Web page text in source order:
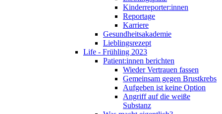
Kinderreporter:innen
Reportage
Karriere
Gesundheitsakademie
Lieblingsrezept
Life - Frühling 2023
Patient:innen berichten
Wieder Vertrauen fassen
Gemeinsam gegen Brustkrebs
Aufgeben ist keine Option
Angriff auf die weiße
Substanz